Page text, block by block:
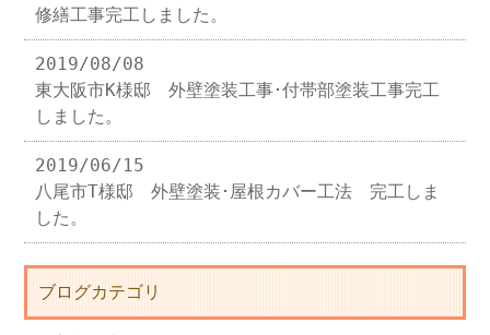
修繕工事完工しました。
2019/08/08
東大阪市K様邸 外壁塗装工事･付帯部塗装工事完工
しました。
2019/06/15
八尾市T様邸 外壁塗装･屋根カバー工法 完工しま
した。
ブログカテゴリ